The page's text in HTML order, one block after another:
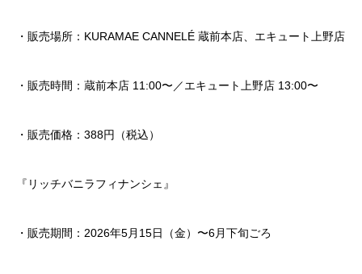
・販売場所：KURAMAE CANNELÉ 蔵前本店、エキュート上野店
・販売時間：蔵前本店 11:00〜／エキュート上野店 13:00〜
・販売価格：388円（税込）
『リッチバニラフィナンシェ』
・販売期間：2026年5月15日（金）〜6月下旬ごろ